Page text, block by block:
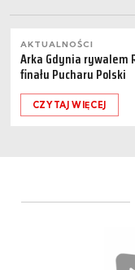
AKTUALNOŚCI
Arka Gdynia rywalem
finału Pucharu Polski
CZYTAJ WIĘCEJ